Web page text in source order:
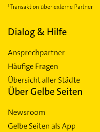
Transaktion über externe Partner
Dialog & Hilfe
Ansprechpartner
Häufige Fragen
Übersicht aller Städte
Über Gelbe Seiten
Newsroom
Gelbe Seiten als App